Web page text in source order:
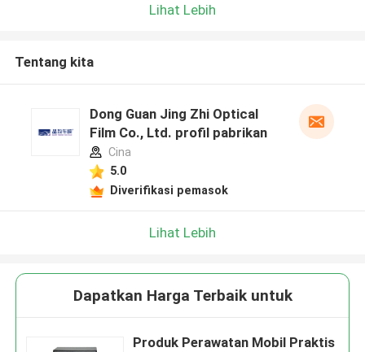
Lihat Lebih
Tentang kita
Dong Guan Jing Zhi Optical
Film Co., Ltd. profil pabrikan
Cina
5.0
Diverifikasi pemasok
Lihat Lebih
Dapatkan Harga Terbaik untuk
Produk Perawatan Mobil Praktis